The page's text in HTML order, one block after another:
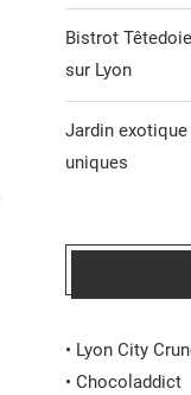
Bistrot
sur Lyon
Jardin
uniques
• Lyon City
• Chocoladdict